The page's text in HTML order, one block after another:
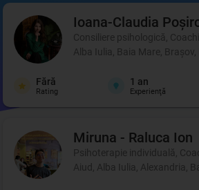
Ioana-Claudia
Consiliere psihologică,
Alba Iulia, Baia Mare,
Fără
Rating
1 an
Experienţă
Miruna - Raluca Ion
Psihoterapie individuală,
Aiud, Alba Iulia, Alexandria,